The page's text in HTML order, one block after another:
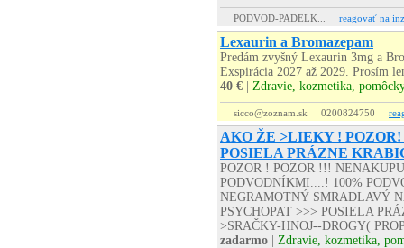
PODVOD-PADELK... reagovať na
Lexaurin a Bromazepam
Predám zvyšný Lexaurin 3mg a
Exspirácia 2027 až 2029. Prosím
40 €
Zdravie, kozmetika,
sicco@zoznam.sk 0200824750
AKO ŽE >LIEKY !
POSIELA PRÁZNE
POZOR ! POZOR !!!
PODVODNÍKMI....! 100%
NEGRAMOTNÝ SMRADLAVÝ
PSYCHOPAT >>> POSIELA
>SRAČKY-HNOJ--DROGY(
zadarmo
Zdravie, kozmetika,